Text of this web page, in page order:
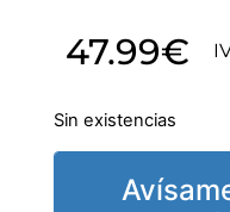
47.99€
Sin existencias